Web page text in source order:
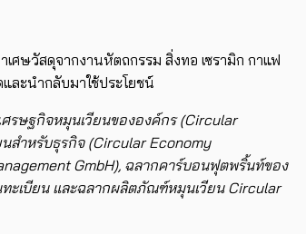
ศษวัสดุจากงานหัตถกรรม สิ่งทอ เซรามิก กาแฟ
ละนำกลับมาใช้ประโยชน์
ศรษฐกิจหมุนเวียนขององค์กร (Circular
สำหรับธุรกิจ (Circular Economy
GmbH), ฉลากคาร์บอนฟุตพริ้นท์ของ
ะเบียน และฉลากผลิตภัณฑ์หมุนเวียน Circular